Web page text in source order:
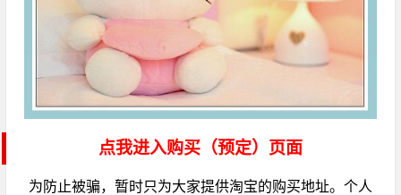
点我进入购买（预定）页面
为防止被骗，暂时只为大家提供淘宝的购买地址。个人